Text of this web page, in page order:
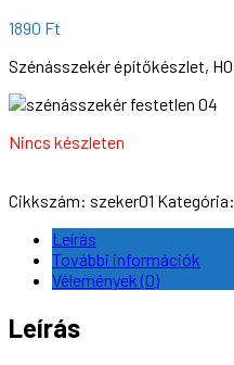
1890 Ft
Szénásszekér építőkészlet, H0
Nincs készleten
Cikkszám: szeker01 Kategória:
Leírás
További információk
Vélemények (0)
Leírás